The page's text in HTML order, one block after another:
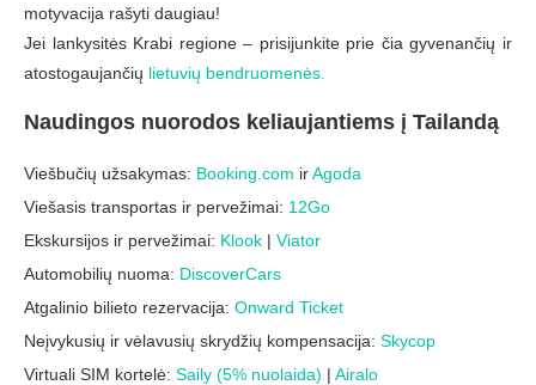
motyvacija rašyti daugiau!
Jei lankysitės Krabi regione – prisijunkite prie čia gyvenančių ir
atostogaujančių lietuvių bendruomenės.
Naudingos nuorodos keliaujantiems į Tailandą
Viešbučių užsakymas: Booking.com irAgoda
Viešasis transportas ir pervežimai: 12Go
Ekskursijos ir pervežimai: Klook | Viator
Automobilių nuoma: DiscoverCars
Atgalinio bilieto rezervacija: Onward Ticket
Neįvykusių ir vėlavusių skrydžių kompensacija: Skycop
Virtuali SIM kortelė: Saily (5% nuolaida) | Airalo